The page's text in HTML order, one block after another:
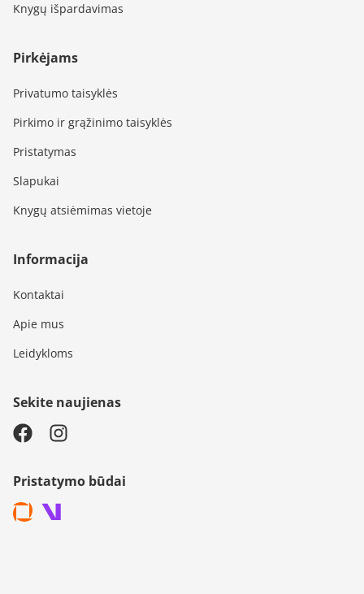
Knygų išpardavimas
Pirkėjams
Privatumo taisyklės
Pirkimo ir grąžinimo taisyklės
Pristatymas
Slapukai
Knygų atsiėmimas vietoje
Informacija
Kontaktai
Apie mus
Leidykloms
Sekite naujienas
Pristatymo būdai